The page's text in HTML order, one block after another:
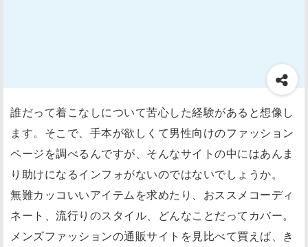
誰だって着こなしについて苦心した経験があると想像し
ます。そこで、手本が欲しくて男性向けのファッション
ページを調べるんですが、そんなサイトの中にはあんま
り助けになるインフォがないのではないでしょうか。
無難カッコいいアイテムを求めたり、おススメコーディ
ネート、流行りのスタイル、どんなことだってカバー。
メンズファッションの通販サイトを見比べて買えば、き